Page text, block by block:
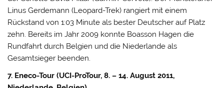
Linus Gerdemann (Leopard-Trek) rangiert mit einem
Rückstand von 1:03 Minute als bester Deutscher auf Platz
zehn. Bereits im Jahr 2009 konnte Boasson Hagen die
Rundfahrt durch Belgien und die Niederlande als
Gesamtsieger beenden.
7. Eneco-Tour (UCI-ProTour, 8. – 14. August 2011,